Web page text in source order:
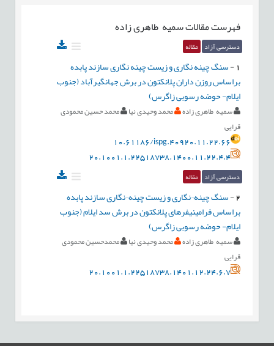
فهرست مقالاتسمیه طاهری زاده
دسترسی آزاد مقاله
-سنگ چینه نگاری و زیست چینه نگاری سازند پابده
براساس روزن داران پلانکتون در برش جهانگیرآباد (جنوب
ایلام- حوضه رسوبی زاگرس)
سمیه طاهری زاده محمد وحیدی نیا
محمد حسین محمودی
قرایی
10.61186/ispg.40920.11.22.66
20.1001.1.22518738.1400.11.22.4.4
دسترسی آزاد مقاله
2
-سنگ چینه¬نگاری و زیست چینه¬نگاری سازند پابده
براساس فرامینیفرهای پلانکتون در برش سد ایلام (جنوب
ایلام- حوضه رسوبی زاگرس)
سمیه طاهری زاده محمد وحیدی نیا
محمدحسین محمودی
قرایی
20.1001.1.22518738.1401.12.24.6.7